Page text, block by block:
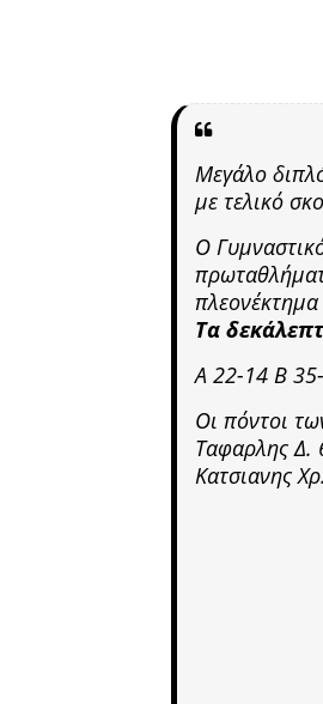
Μεγάλο
με τελικό
Ο
Τα
Α 22-14 Β
Οι πόντοι
Ταφαρλης Δ.
Κατσιανης